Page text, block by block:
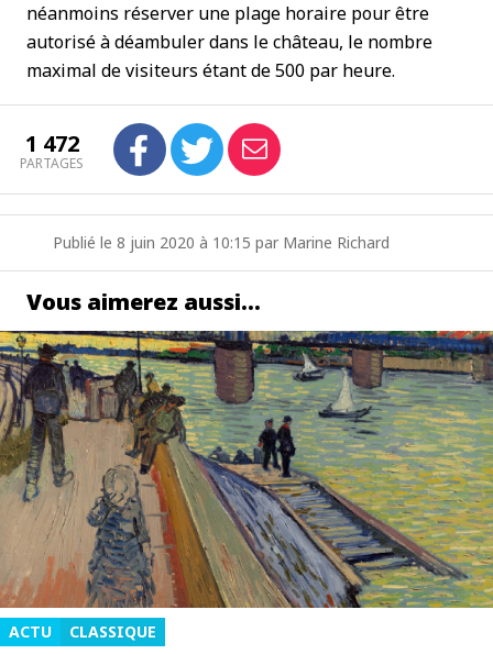
néanmoins réserver une plage horaire pour être
autorisé à déambuler dans le château, le nombre
maximal de visiteurs étant de 500 par heure.
1 472
PARTAGES
Publié le 8 juin 2020 à 10:15 par Marine Richard
Vous aimerez aussi…
ACTU CLASSIQUE